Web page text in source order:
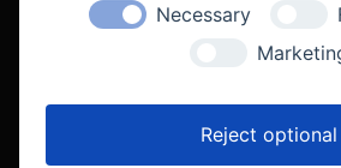
Necessary
Reject optional